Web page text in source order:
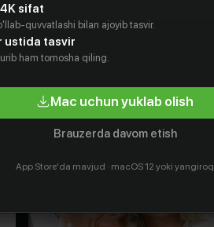
Новенькая
Obuna
sifat
quvvatlashi bilan ajoyib tasvir.
ustida tasvir
ham tomosha qiling.
Mac uchun yuklab olish
Brauzerda davom etish
App Store'da mavjud · macOS 12 yoki yangiroq